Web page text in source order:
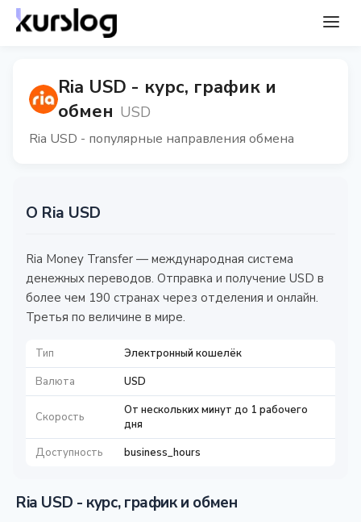
Ria USD - курс, график и
обмен USD
Ria USD - популярные направления обмена
О Ria USD
Ria Money Transfer — международная система
денежных переводов. Отправка и получение USD в
более чем 190 странах через отделения и онлайн.
Третья по величине в мире.
Тип
Электронный кошелёк
Валюта
USD
Скорость
От нескольких минут до 1 рабочего
дня
Доступность
business_hours
Ria USD - курс, график и обмен